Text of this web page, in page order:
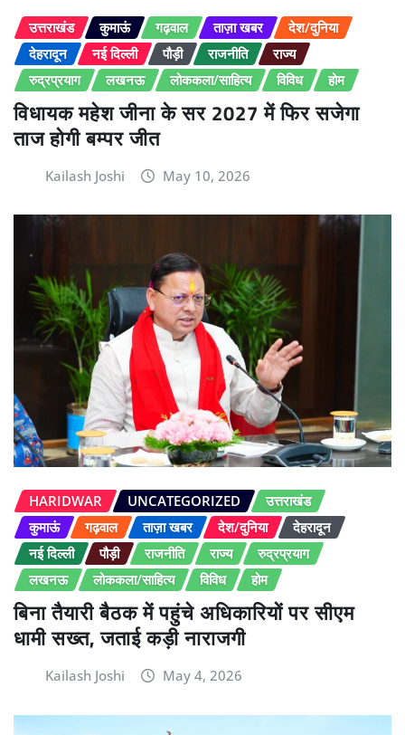
उत्तराखंड कुमाऊं गढ़वाल ताज़ा खबर
देश/दुनिया
देहरादून
नई दिल्ली पौड़ी राजनीति
राज्य
रुद्रप्रयाग
लखनऊ लोककला/साहित्य विविध होम
विधायक महेश जीना के सर 2027 में फिर सजेगा
ताज होगी बम्पर जीत
Kailash Joshi May 10, 2026
HARIDWAR UNCATEGORIZED
उत्तराखंड
कुमाऊं
गढ़वाल ताज़ा खबर देश/दुनिया
देहरादून
नई दिल्ली
पौड़ी राजनीति राज्य
रुद्रप्रयाग
लखनऊ
लोककला/साहित्य विविध होम
बिना तैयारी बैठक में पहुंचे अधिकारियों पर सीएम
धामी सख्त, जताई कड़ी नाराजगी
Kailash Joshi May 4, 2026